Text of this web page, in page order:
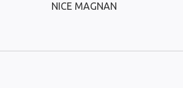
NICE MAGNAN